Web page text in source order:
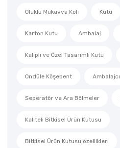
Oluklu Mukavva Koli Kutu
Karton Kutu Ambalaj
Kalıplı ve Özel Tasarımlı Kutu
Ondüle Köşebent Ambalajcı
Seperatör ve Ara Bölmeler
Kaliteli Bitkisel Ürün Kutusu
Bitkisel Ürün Kutusu özellikleri